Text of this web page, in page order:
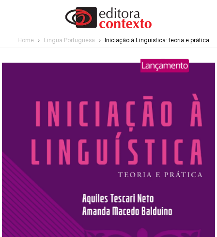
Home Língua Portuguesa Iniciação à Linguística: teoria e prática